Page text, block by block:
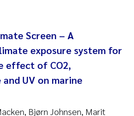
Screen – A
exposure system for
effect of CO2,
UV on marine
Bjørn Johnsen, Marit